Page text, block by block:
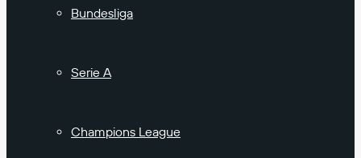
Bundesliga
Serie A
Champions League